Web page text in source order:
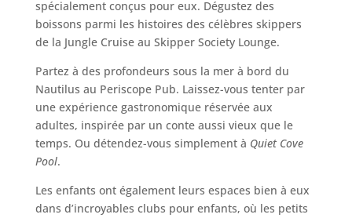
spécialement conçus pour eux. Dégustez des
boissons parmi les histoires des célèbres skippers
de la Jungle Cruise au Skipper Society Lounge.
Partez à des profondeurs sous la mer à bord du
Nautilus au Periscope Pub. Laissez-vous tenter par
une expérience gastronomique réservée aux
adultes, inspirée par un conte aussi vieux que le
temps. Ou détendez-vous simplement à Quiet Cove
Pool.
Les enfants ont également leurs espaces bien à eux
dans d’incroyables clubs pour enfants, où les petits